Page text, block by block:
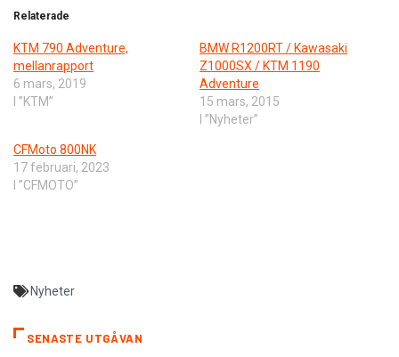
Relaterade
KTM 790 Adventure,
mellanrapport
6 mars, 2019
I ”KTM”
BMW R1200RT / Kawasaki
Z1000SX / KTM 1190
Adventure
15 mars, 2015
I ”Nyheter”
CFMoto 800NK
17 februari, 2023
I ”CFMOTO”
Nyheter
SENASTE UTGÅVAN